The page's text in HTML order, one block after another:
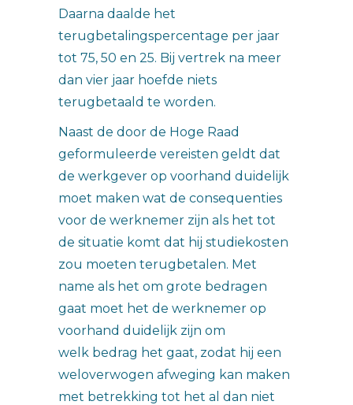
Daarna daalde het
terugbetalingspercentage per jaar
tot 75, 50 en 25. Bij vertrek na meer
dan vier jaar hoefde niets
terugbetaald te worden.
Naast de door de Hoge Raad
geformuleerde vereisten geldt dat
de werkgever op voorhand duidelijk
moet maken wat de consequenties
voor de werknemer zijn als het tot
de situatie komt dat hij studiekosten
zou moeten terugbetalen. Met
name als het om grote bedragen
gaat moet het de werknemer op
voorhand duidelijk zijn om
welk bedrag het gaat, zodat hij een
weloverwogen afweging kan maken
met betrekking tot het al dan niet